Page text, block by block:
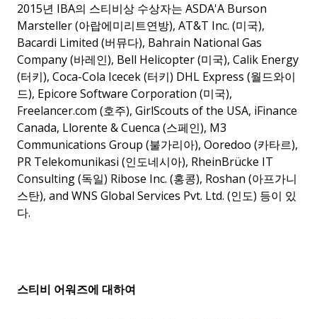
2015년 IBA의 스티비상 수상자는 ASDA'A Burson
Marsteller (아랍에미리트연방), AT&T Inc. (미국),
Bacardi Limited (버뮤다), Bahrain National Gas
Company (바레인), Bell Helicopter (미국), Calik Energy
(터키), Coca-Cola Icecek (터키) DHL Express (월드와이
드), Epicore Software Corporation (미국),
Freelancer.com (호주), GirlScouts of the USA, iFinance
Canada, Llorente & Cuenca (스페인), M3
Communications Group (불가리아), Ooredoo (카타르),
PR Telekomunikasi (인도네시아), RheinBrücke IT
Consulting (독일) Ribose Inc. (홍콩), Roshan (아프가니
스탄), and WNS Global Services Pvt. Ltd. (인도) 등이 있
다.
스티비 어워즈에 대하여